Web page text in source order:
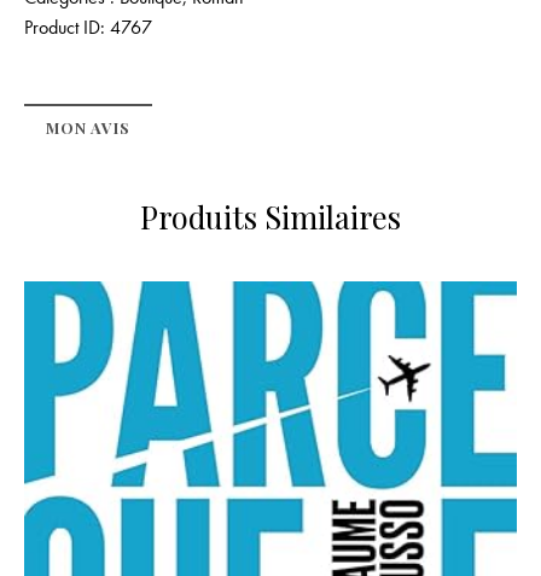
Product ID: 4767
MON AVIS
Produits Similaires